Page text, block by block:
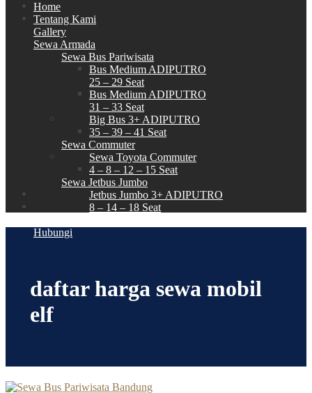
Home
Tentang Kami
Gallery
Sewa Armada
Sewa Bus Pariwisata
Bus Medium ADIPUTRO
25 – 29 Seat
Bus Medium ADIPUTRO
31 – 33 Seat
Big Bus 3+ ADIPUTRO
35 – 39 – 41 Seat
Sewa Commuter
Sewa Toyota Commuter
4 – 8 – 12 – 15 Seat
Sewa Jetbus Jumbo
Jetbus Jumbo 3+ ADIPUTRO
8 – 14 – 18 Seat
Hubungi
daftar harga sewa mobil
elf